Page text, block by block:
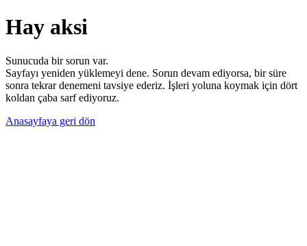
Hay aksi
Sunucuda bir sorun var.
Sayfayı yeniden yüklemeyi dene. Sorun devam ediyorsa, bir süre
sonra tekrar denemeni tavsiye ederiz. İşleri yoluna koymak için dört
koldan çaba sarf ediyoruz.
Anasayfaya geri dön